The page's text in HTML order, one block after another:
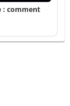
: comment